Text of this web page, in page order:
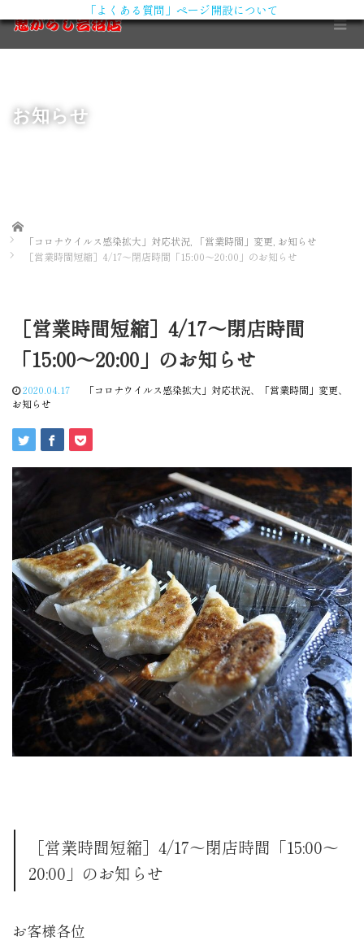
「よくある質問」ページ開設について
お知らせ
Home
「コロナウイルス感染拡大」対応状況
「営業時間」変更 お知らせ
［営業時間短縮］4/17〜閉店時間「15:00〜20:00」のお知らせ
［営業時間短縮］4/17〜閉店時間
「15:00〜20:00」のお知らせ
2020.04.17 「コロナウイルス感染拡大」対応状況、 「営業時間」変更、
お知らせ
［営業時間短縮］4/17〜閉店時間「15:00〜
20:00」のお知らせ
お客様各位